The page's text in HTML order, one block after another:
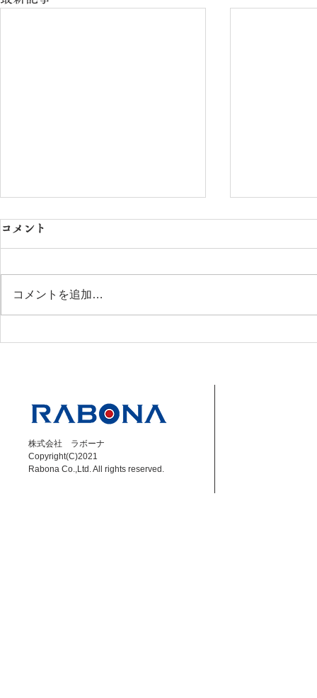
【成岡翔】8/8 DAZN Jリー
【小林大悟
コメント
コメントを追加…
株式会社 ラボーナ
Copyright(C)2021
Rabona Co.,Ltd. All rights reserved.​